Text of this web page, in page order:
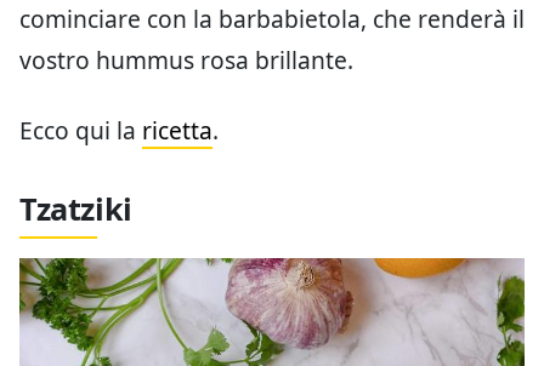
cominciare con la barbabietola, che renderà il
vostro hummus rosa brillante.
Ecco qui la ricetta.
Tzatziki